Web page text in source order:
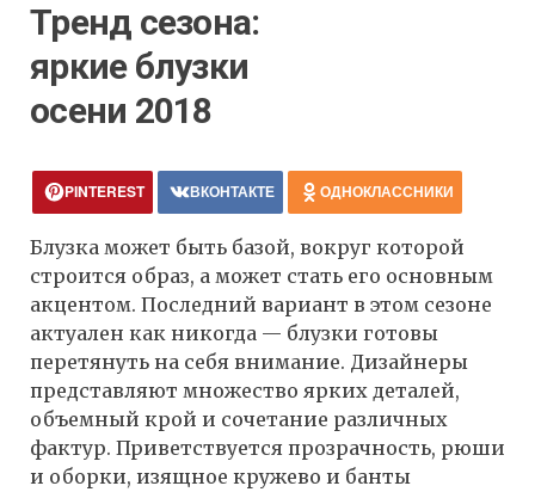
Тренд сезона:
яркие блузки
осени 2018
PINTEREST ВКОНТАКТЕ ОДНОКЛАССНИКИ
Блузка может быть базой, вокруг которой
строится образ, а может стать его основным
акцентом. Последний вариант в этом сезоне
актуален как никогда — блузки готовы
перетянуть на себя внимание. Дизайнеры
представляют множество ярких деталей,
объемный крой и сочетание различных
фактур. Приветствуется прозрачность, рюши
и оборки, изящное кружево и банты